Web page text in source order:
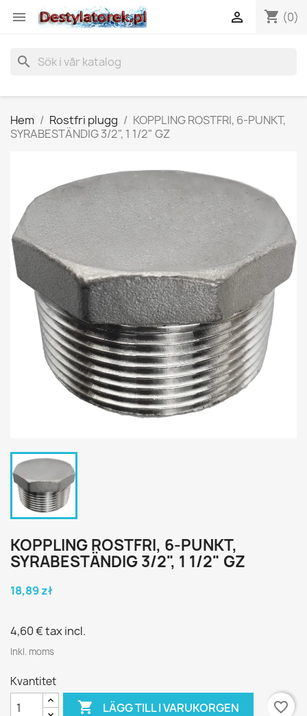
 shopping_cart (0)

search
Hem Rostfri plugg
KOPPLING ROSTFRI, 6-PUNKT,
SYRABESTÄNDIG 3/2", 1 1/2" GZ
KOPPLING ROSTFRI, 6-PUNKT,
SYRABESTÄNDIG 3/2", 1 1/2" GZ
18,89 zł
4,60 €tax incl.
Inkl. moms
Kvantitet
 LÄGG TILL I VARUKORGEN favorite_border